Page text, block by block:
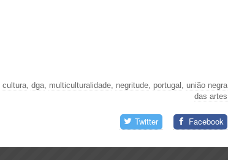
cultura, dga, multiculturalidade, negritude, portugal , união negra
das artes
Twitter Facebook